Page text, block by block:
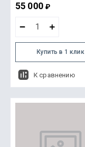
55 000 ₽
Купить в 1 клик
К сравнению